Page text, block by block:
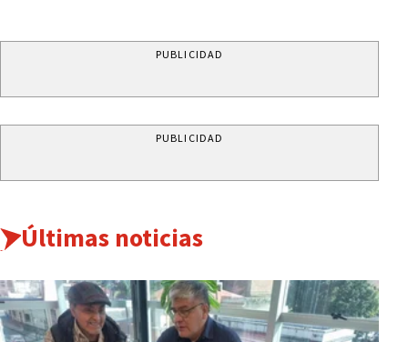
PUBLICIDAD
PUBLICIDAD
Últimas noticias